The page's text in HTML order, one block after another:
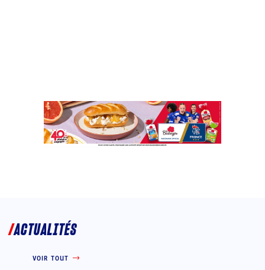
ACTUALITÉS
VOIR TOUT